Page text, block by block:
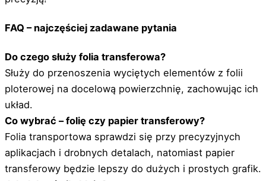
FAQ – najczęściej zadawane pytania
Do czego służy folia transferowa?
Służy do przenoszenia wyciętych elementów z folii
ploterowej na docelową powierzchnię, zachowując ich
układ.
Co wybrać – folię czy papier transferowy?
Folia transportowa sprawdzi się przy precyzyjnych
aplikacjach i drobnych detalach, natomiast papier
transferowy będzie lepszy do dużych i prostych grafik.